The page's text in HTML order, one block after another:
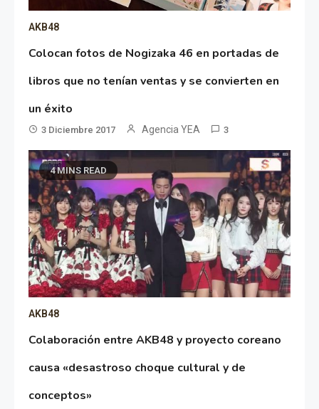
AKB48
Colocan fotos de Nogizaka 46 en portadas de
libros que no tenían ventas y se convierten en
un éxito
3 Diciembre 2017 Agencia YEA 3
4 MINS READ
AKB48
Colaboración entre AKB48 y proyecto coreano
causa «desastroso choque cultural y de
conceptos»